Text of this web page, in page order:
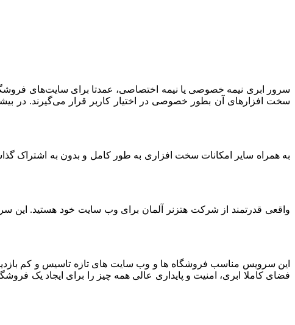
سرور ابری نیمه خصوصی یا نیمه اختصاصی، عمدتا برای سایت‌های
سخت افزارهای آن بطور خصوصی در اختیار کاربر قرار می‌گیرند. در